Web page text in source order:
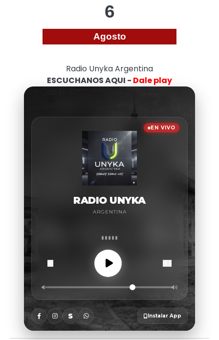
6
Agosto
Radio Unyka Argentina
ESCUCHANOS AQUI - Dale play